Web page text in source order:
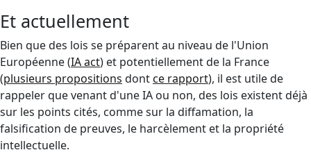
Et actuellement
Bien que des lois se préparent au niveau de l'Union
Européenne (IA act) et potentiellement de la France
(plusieurs propositions dontce rapport), il est utile de
rappeler que venant d'une IA ou non, des lois existent déjà
sur les points cités, comme sur la diffamation, la
falsification de preuves, le harcèlement et la propriété
intellectuelle.